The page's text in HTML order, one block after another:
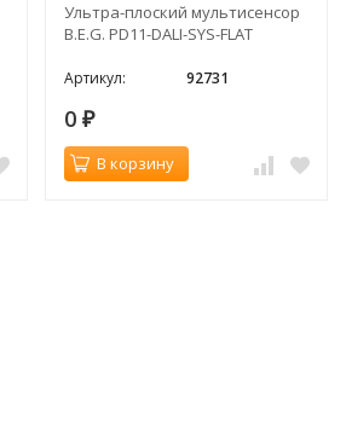
Ультра-плоский мультисенсор
B.E.G. PD11-DALI-SYS-FLAT
Артикул: 92731
0 ₽
В корзину